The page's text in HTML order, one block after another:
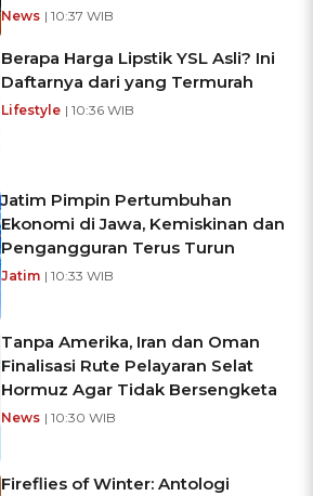
News | 10:37 WIB
Berapa Harga Lipstik YSL Asli? Ini
Daftarnya dari yang Termurah
Lifestyle | 10:36 WIB
Jatim Pimpin Pertumbuhan
Ekonomi di Jawa, Kemiskinan dan
Pengangguran Terus Turun
Jatim | 10:33 WIB
Tanpa Amerika, Iran dan Oman
Finalisasi Rute Pelayaran Selat
Hormuz Agar Tidak Bersengketa
News | 10:30 WIB
Fireflies of Winter: Antologi